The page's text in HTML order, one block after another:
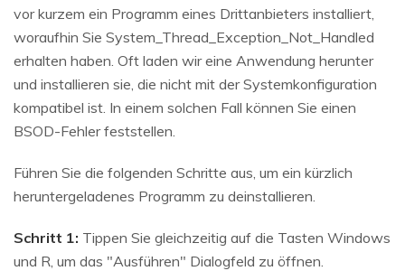
vor kurzem ein Programm eines Drittanbieters installiert,
woraufhin Sie System_Thread_Exception_Not_Handled
erhalten haben. Oft laden wir eine Anwendung herunter
und installieren sie, die nicht mit der Systemkonfiguration
kompatibel ist. In einem solchen Fall können Sie einen
BSOD-Fehler feststellen.
Führen Sie die folgenden Schritte aus, um ein kürzlich
heruntergeladenes Programm zu deinstallieren.
Schritt 1: Tippen Sie gleichzeitig auf die Tasten Windows
und R, um das "Ausführen" Dialogfeld zu öffnen.